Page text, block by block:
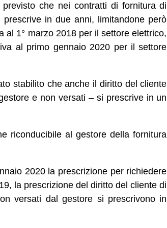
che nei contratti di fornitura di
in due anni, limitandone però
al 1° marzo 2018 per il settore elettrico,
al primo gennaio 2020 per il settore
stabilito che anche il diritto del cliente
e non versati – si prescrive in un
riconducibile al gestore della fornitura
2020 la prescrizione per richiedere
la prescrizione del diritto del cliente di
versati dal gestore si prescrivono in